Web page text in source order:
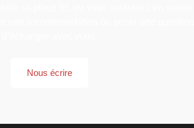
Nous écrire